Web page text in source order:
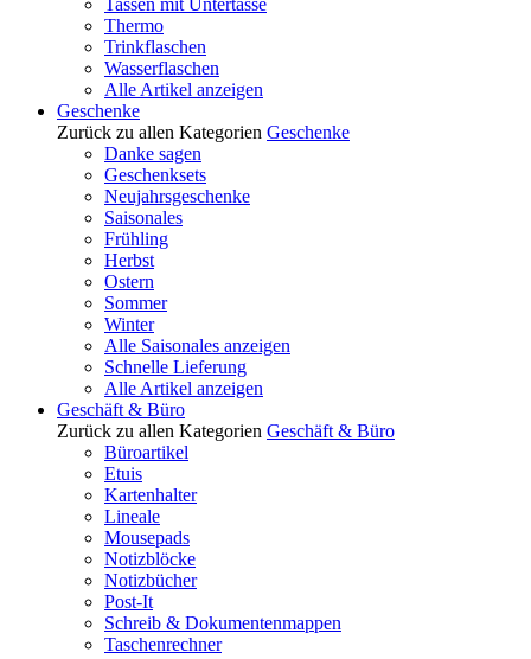
Tassen mit Untertasse
Thermo
Trinkflaschen
Wasserflaschen
Alle Artikel anzeigen
Geschenke
Zurück zu allen Kategorien Geschenke
Danke sagen
Geschenksets
Neujahrsgeschenke
Saisonales
Frühling
Herbst
Ostern
Sommer
Winter
Alle Saisonales anzeigen
Schnelle Lieferung
Alle Artikel anzeigen
Geschäft & Büro
Zurück zu allen Kategorien Geschäft & Büro
Büroartikel
Etuis
Kartenhalter
Lineale
Mousepads
Notizblöcke
Notizbücher
Post-It
Schreib & Dokumentenmappen
Taschenrechner